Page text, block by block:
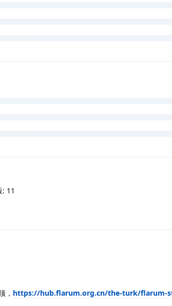
11
， https://hub.flarum.org.cn/the-turk/flarum-